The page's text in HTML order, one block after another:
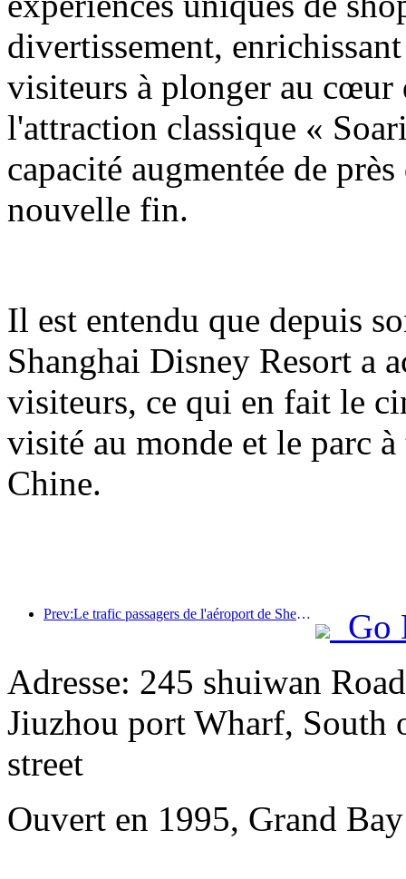
divertissement,
visiteurs à plonger au
l'attraction classique «
capacité augmentée de
nouvelle fin.
Il est entendu que depuis
Shanghai Disney Resort a
visiteurs, ce qui en fait le
visité au monde et le parc
Chine.
Prev:Le trafic passagers de l'aéroport de Shenzhen a dépassé les 3 millions cette année, établissant un nouveau record pour la même période.
Go
Adresse: 245 shuiwan
Jiuzhou port Wharf, South
street
Ouvert en 1995, Grand